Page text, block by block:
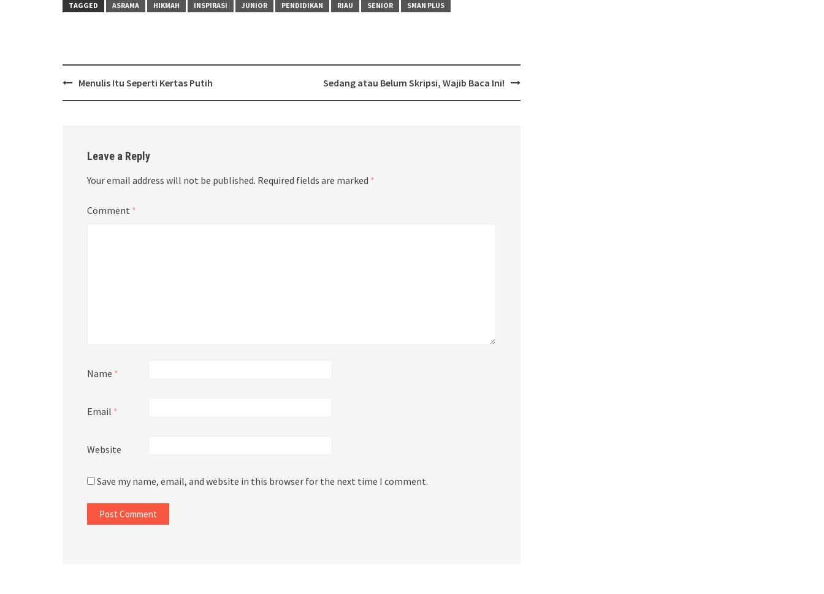
TAGGED
ASRAMA HIKMAH INSPIRASI JUNIOR PENDIDIKAN RIAU SENIOR SMAN PLUS
PostMenulis Itu Seperti Kertas Putih Sedang atau Belum Skripsi, Wajib Baca Ini!
Leave a Reply
Your email address will not be published. Required fields are marked *
Comment *
Name *
Email *
Website
Save my name, email, and website in this browser for the next time I comment.